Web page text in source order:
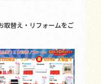
取替え・リフォームをご